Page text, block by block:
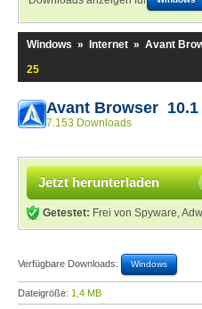
Windows » Internet » Avant
25
Avant Browser
7.153 Downloads
Jetzt herunterladen
Getestet: Frei von Spyware,
Verfügbare Downloads: Windows
Dateigröße: 1,4 MB